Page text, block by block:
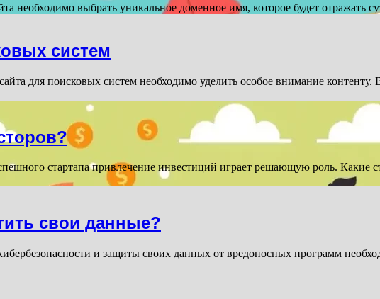
необходимо выбрать уникальное доменное имя, которое будет отражать
систем
для поисковых систем необходимо уделить особое внимание контенту.
стартапа привлечение инвестиций играет решающую роль. Какие
свои данные?
и защиты своих данных от вредоносных программ